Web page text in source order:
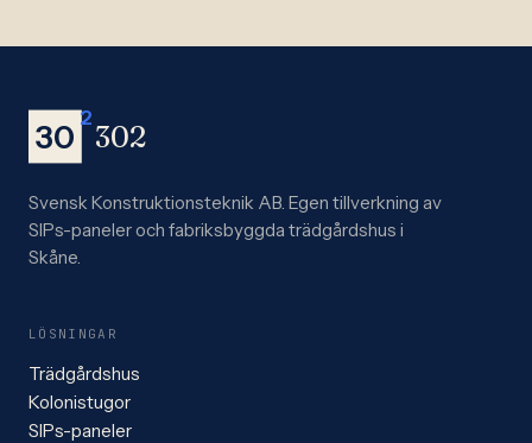
30
2
302
Svensk Konstruktionsteknik AB. Egen tillverkning av
SIPs-paneler och fabriksbyggda trädgårdshus i
Skåne.
LÖSNINGAR
Trädgårdshus
Kolonistugor
SIPs-paneler